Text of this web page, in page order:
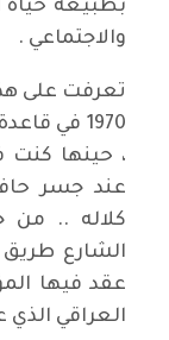
بطبيعة
والاجتماعي .
تعرفت على
1970 في
، حينها كنت
عند جسر
كلاله .. من
الشارع طريق
عقد فيها
العراقي الذي عقد